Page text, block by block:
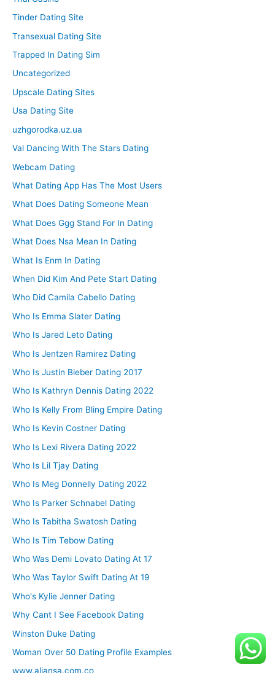
Tinder Dating Site
Transexual Dating Site
Trapped In Dating Sim
Uncategorized
Upscale Dating Sites
Usa Dating Site
uzhgorodka.uz.ua
Val Dancing With The Stars Dating
Webcam Dating
What Dating App Has The Most Users
What Does Dating Someone Mean
What Does Ggg Stand For In Dating
What Does Nsa Mean In Dating
What Is Enm In Dating
When Did Kim And Pete Start Dating
Who Did Camila Cabello Dating
Who Is Emma Slater Dating
Who Is Jared Leto Dating
Who Is Jentzen Ramirez Dating
Who Is Justin Bieber Dating 2017
Who Is Kathryn Dennis Dating 2022
Who Is Kelly From Bling Empire Dating
Who Is Kevin Costner Dating
Who Is Lexi Rivera Dating 2022
Who Is Lil Tjay Dating
Who Is Meg Donnelly Dating 2022
Who Is Parker Schnabel Dating
Who Is Tabitha Swatosh Dating
Who Is Tim Tebow Dating
Who Was Demi Lovato Dating At 17
Who Was Taylor Swift Dating At 19
Who's Kylie Jenner Dating
Why Cant I See Facebook Dating
Winston Duke Dating
Woman Over 50 Dating Profile Examples
www.aliansa.com.co